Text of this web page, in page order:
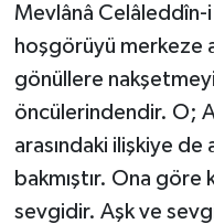
Mevlânâ Celâleddîn-
hoşgörüyü merkeze
gönüllere
öncülerindendir. O;
arasındaki ilişkiye
bakmıştır. Ona göre
sevgidir. Aşk ve
Isparta
İstanbul
İzmir Müftülüğü